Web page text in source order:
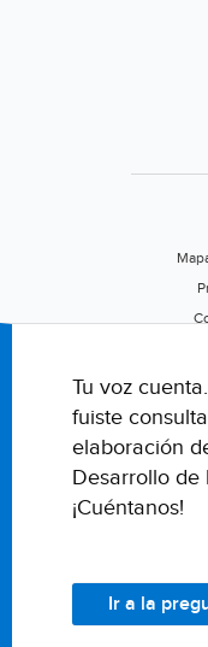
Tu voz cuenta.
fuiste
elaboración
Desarrollo de
¡Cuéntanos!
Ir a la